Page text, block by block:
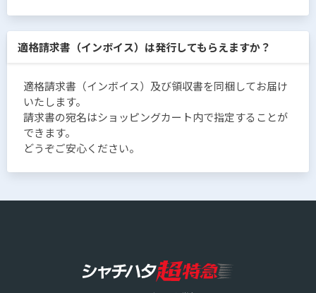
適格請求書（インボイス）は発行してもらえますか？
適格請求書（インボイス）及び領収書を同梱してお届け
いたします。
請求書の宛名はショッピングカート内で指定することが
できます。
どうぞご安心ください。